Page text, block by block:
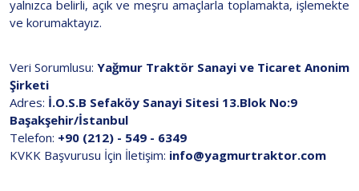
yalnızca belirli, açık ve meşru amaçlarla toplamakta, işlemekte
ve korumaktayız.
Veri Sorumlusu: Yağmur Traktör Sanayi ve Ticaret Anonim
Şirketi
Adres: İ.O.S.B Sefaköy Sanayi Sitesi 13.Blok No:9
Başakşehir/İstanbul
Telefon: +90 (212) - 549 - 6349
KVKK Başvurusu İçin İletişim: info@yagmurtraktor.com